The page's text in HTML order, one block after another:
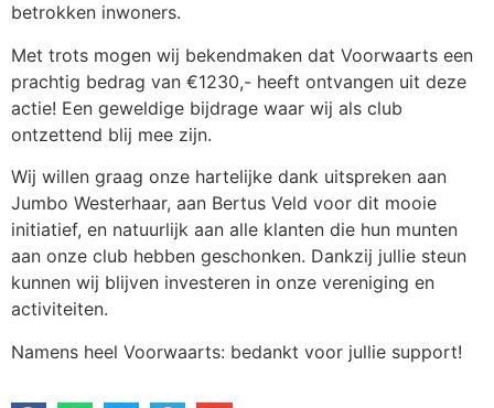
betrokken inwoners.
Met trots mogen wij bekendmaken dat Voorwaarts een
prachtig bedrag van €1230,- heeft ontvangen uit deze
actie! Een geweldige bijdrage waar wij als club
ontzettend blij mee zijn.
Wij willen graag onze hartelijke dank uitspreken aan
Jumbo Westerhaar, aan Bertus Veld voor dit mooie
initiatief, en natuurlijk aan alle klanten die hun munten
aan onze club hebben geschonken. Dankzij jullie steun
kunnen wij blijven investeren in onze vereniging en
activiteiten.
Namens heel Voorwaarts: bedankt voor jullie support!